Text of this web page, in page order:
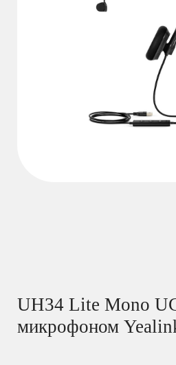
UH34 Lite Mono
микрофоном